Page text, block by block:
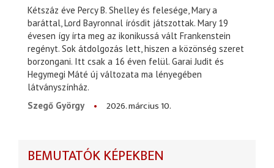
Kétszáz éve Percy B. Shelley és felesége, Mary a
baráttal, Lord Bayronnal írósdit játszottak. Mary 19
évesen így írta meg az ikonikussá vált Frankenstein
regényt. Sok átdolgozás lett, hiszen a közönség szeret
borzongani. Itt csak a 16 éven felül. Garai Judit és
Hegymegi Máté új változata ma lényegében
látványszínház.
Szegő György
2026. március 10.
BEMUTATÓK KÉPEKBEN